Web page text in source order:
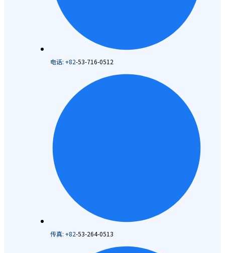
电话: +82-53-716-0512
传真: +82-53-264-0513